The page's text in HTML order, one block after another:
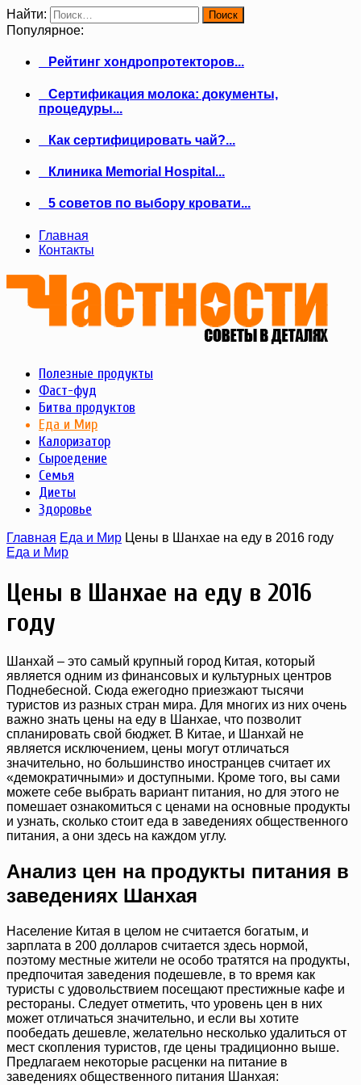
Найти:
Популярное:
Рейтинг хондропротекторов...
Сертификация молока: документы,
процедуры...
Как сертифицировать чай?...
Клиника Memorial Hospital...
5 советов по выбору кровати...
Главная
Контакты
Полезные продукты
Фаст-фуд
Битва продуктов
Еда и Мир
Калоризатор
Сыроедение
Семья
Диеты
Здоровье
Главная Еда и Мир Цены в Шанхае на еду в 2016 году
Еда и Мир
Цены в Шанхае на еду в 2016
году
Шанхай – это самый крупный город Китая, который
является одним из финансовых и культурных центров
Поднебесной. Сюда ежегодно приезжают тысячи
туристов из разных стран мира. Для многих из них очень
важно знать цены на еду в Шанхае, что позволит
спланировать свой бюджет. В Китае, и Шанхай не
является исключением, цены могут отличаться
значительно, но большинство иностранцев считает их
«демократичными» и доступными. Кроме того, вы сами
можете себе выбрать вариант питания, но для этого не
помешает ознакомиться с ценами на основные продукты
и узнать, сколько стоит еда в заведениях общественного
питания, а они здесь на каждом углу.
Анализ цен на продукты питания в
заведениях Шанхая
Население Китая в целом не считается богатым, и
зарплата в 200 долларов считается здесь нормой,
поэтому местные жители не особо тратятся на продукты,
предпочитая заведения подешевле, в то время как
туристы с удовольствием посещают престижные кафе и
рестораны. Следует отметить, что уровень цен в них
может отличаться значительно, и если вы хотите
пообедать дешевле, желательно несколько удалиться от
мест скопления туристов, где цены традиционно выше.
Предлагаем некоторые расценки на питание в
заведениях общественного питания Шанхая: